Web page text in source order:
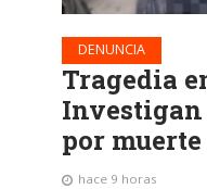
DENUNCIA
Tragedia
por
hace 9 horas